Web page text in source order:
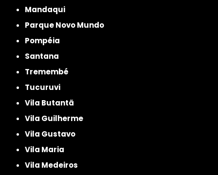
Mandaqui
Parque Novo Mundo
Pompéia
Santana
Tremembé
Tucuruvi
Vila Butantã
Vila Guilherme
Vila Gustavo
Vila Maria
Vila Medeiros